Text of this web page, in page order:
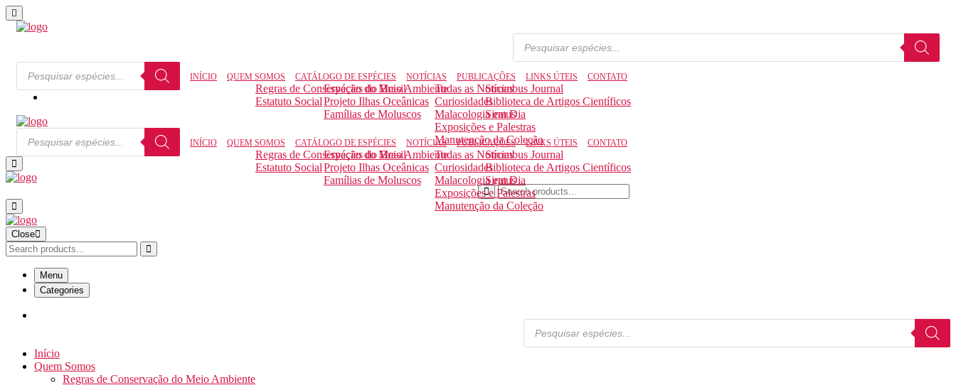
INÍCIO QUEM SOMOS
Regras de Conservação do Meio Ambiente
Estatuto Social
CATÁLOGO DE ESPÉCIES
Espécies do Brasil
Projeto Ilhas Oceânicas
Famílias de Moluscos
NOTÍCIAS
Todas as Notícias
Curiosidades
Malacologia em Dia
Exposições e Palestras
Manutenção da Coleção
PUBLICAÇÕES
Strombus Journal
Biblioteca de Artigos Científicos
Siratus
LINKS ÚTEIS CONTATO
INÍCIO QUEM SOMOS
Regras de Conservação do Meio Ambiente
Estatuto Social
CATÁLOGO DE ESPÉCIES
Espécies do Brasil
Projeto Ilhas Oceânicas
Famílias de Moluscos
NOTÍCIAS
Todas as Notícias
Curiosidades
Malacologia em Dia
Exposições e Palestras
Manutenção da Coleção
PUBLICAÇÕES
Strombus Journal
Biblioteca de Artigos Científicos
Siratus
LINKS ÚTEIS CONTATO
Close
Menu
Categories
Início
Quem Somos
Regras de Conservação do Meio Ambiente